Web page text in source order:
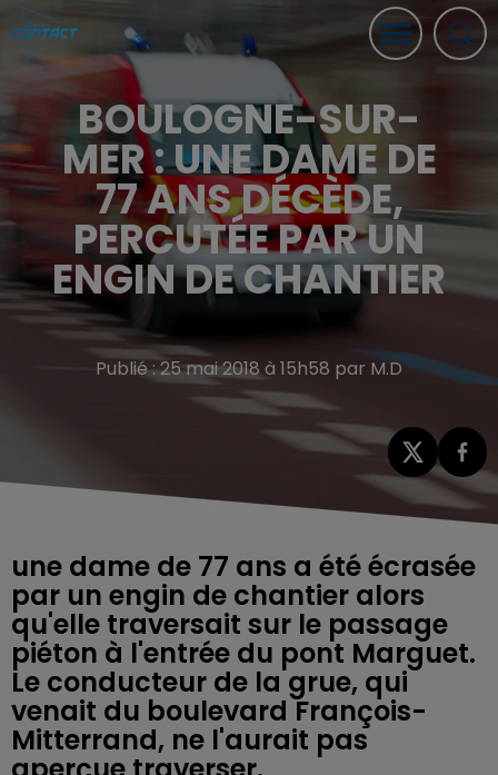
BOULOGNE-SUR-
MER : UNE DAME DE
77 ANS DÉCÈDE,
PERCUTÉE PAR UN
ENGIN DE CHANTIER
Publié : 25 mai 2018 à 15h58 par M.D
une dame de 77 ans a été écrasée
par un engin de chantier alors
qu'elle traversait sur le passage
piéton à l'entrée du pont Marguet.
Le conducteur de la grue, qui
venait du boulevard François-
Mitterrand, ne l'aurait pas